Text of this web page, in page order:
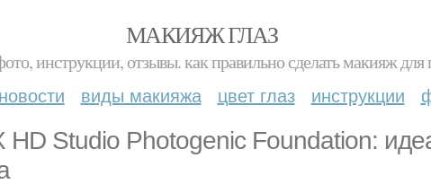
МАКИЯЖ ГЛАЗ
инструкции, отзывы. как правильно сделать макияж для
новости виды макияжа цвет глаз инструкции
HD Studio Photogenic Foundation: